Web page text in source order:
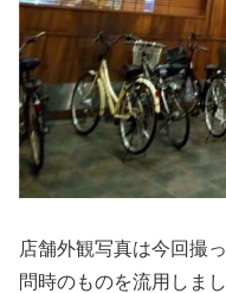
店舗外観写真は今回撮
問時のものを流用しまし